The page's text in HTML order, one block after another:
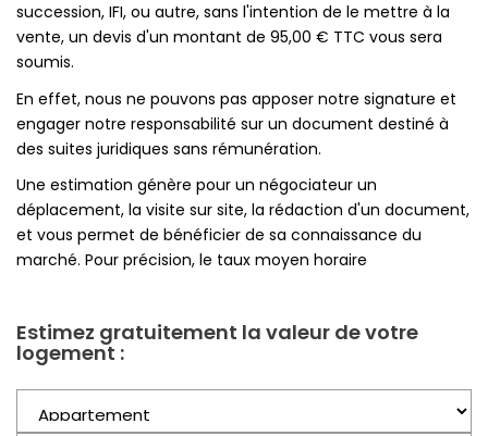
succession, IFI, ou autre, sans l'intention de le mettre à la
vente, un devis d'un montant de 95,00 € TTC vous sera
soumis.
En effet, nous ne pouvons pas apposer notre signature et
engager notre responsabilité sur un document destiné à
des suites juridiques sans rémunération.
Une estimation génère pour un négociateur un
déplacement, la visite sur site, la rédaction d'un document,
et vous permet de bénéficier de sa connaissance du
marché. Pour précision, le taux moyen horaire
Estimez gratuitement la valeur de votre
logement :